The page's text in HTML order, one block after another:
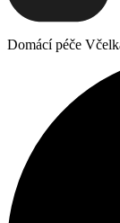
Domácí péče